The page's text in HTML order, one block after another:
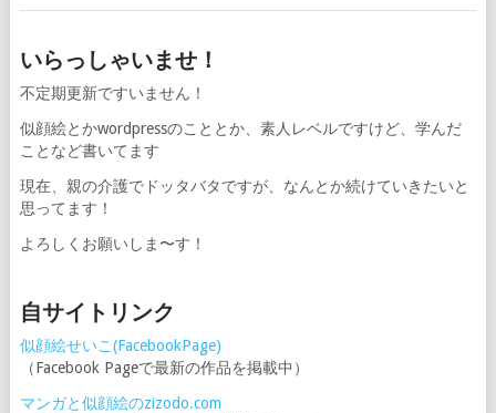
いらっしゃいませ！
不定期更新ですいません！
似顔絵とかwordpressのこととか、素人レベルですけど、学んだ
ことなど書いてます
現在、親の介護でドッタバタですが、なんとか続けていきたいと
思ってます！
よろしくお願いしま〜す！
自サイトリンク
似顔絵せいこ(FacebookPage)
（Facebook Pageで最新の作品を掲載中）
マンガと似顔絵のzizodo.com